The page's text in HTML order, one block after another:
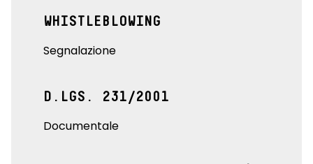
WHISTLEBLOWING
Segnalazione
D.LGS. 231/2001
Documentale